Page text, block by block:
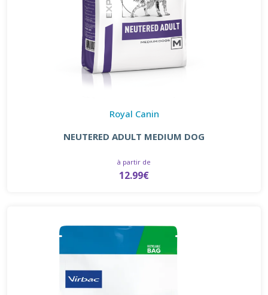
Royal Canin
NEUTERED ADULT MEDIUM DOG
à partir de
12.99€